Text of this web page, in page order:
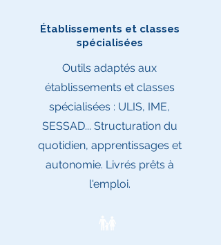
Établissements et classes
spécialisées
Outils adaptés aux
établissements et classes
spécialisées : ULIS, IME,
SESSAD... Structuration du
quotidien, apprentissages et
autonomie. Livrés prêts à
l'emploi.